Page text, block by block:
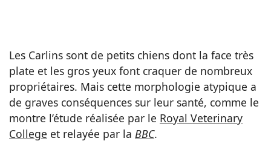
Les Carlins sont de petits chiens dont la face très
plate et les gros yeux font craquer de nombreux
propriétaires. Mais cette morphologie atypique a
de graves conséquences sur leur santé, comme le
montre l’étude réalisée par le Royal Veterinary
College et relayée par la BBC.